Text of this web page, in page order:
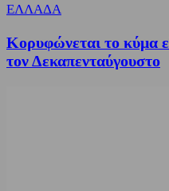
ΕΛΛΑΔΑ
Κορυφώνεται το κύμα
τον Δεκαπενταύγουστο